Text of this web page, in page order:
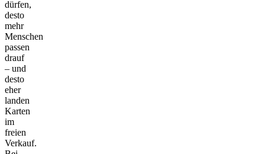
dürfen,
desto
mehr
Menschen
passen
drauf
– und
desto
eher
landen
Karten
im
freien
Verkauf.